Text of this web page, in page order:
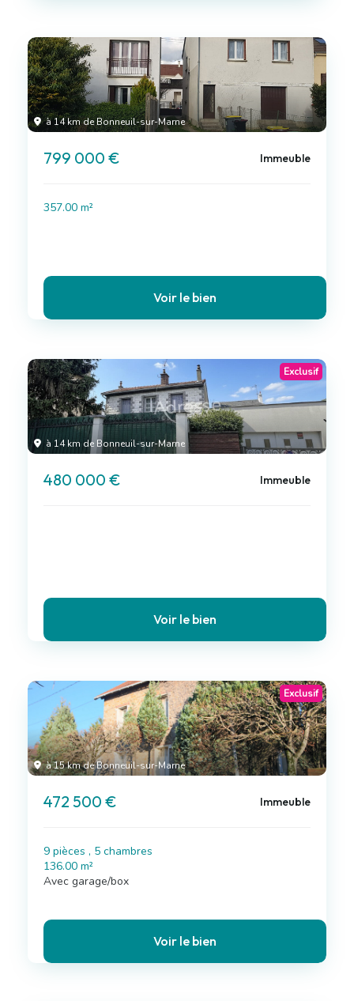
à 14 km de Bonneuil-sur-Marne
799 000 € Immeuble
357.00 m²
Voir le bien
à 14 km de Bonneuil-sur-Marne
Exclusif
480 000 € Immeuble
Voir le bien
à 15 km de Bonneuil-sur-Marne
Exclusif
472 500 € Immeuble
9 pièces , 5 chambres
136.00 m²
Avec garage/box
Voir le bien